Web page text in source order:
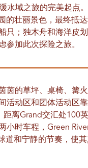
水域之旅的完美起点
的壮丽景色，最终抵
只；独木舟和海洋皮
参加此次探险之旅。
茵的草坪、桌椅、篝
活动区和团体活动区
距离Grand交汇处100
小时车程，Green
道和宁静的节奏，使